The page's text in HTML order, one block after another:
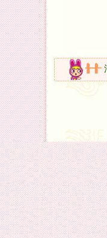
开放时间 活